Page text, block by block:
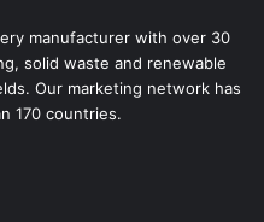
manufacturer with over 30
solid waste and renewable
Our marketing network has
170 countries.